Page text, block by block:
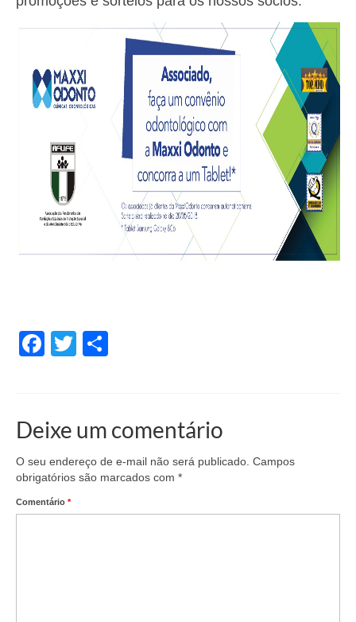
Facebook
Twitter
Deixe um comentário
O seu endereço de e-mail não será publicado. Campos
obrigatórios são marcados com *
Comentário *